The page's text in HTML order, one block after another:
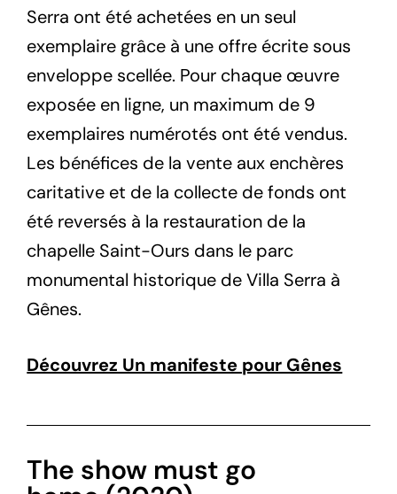
Serra ont été achetées en un seul
exemplaire grâce à une offre écrite sous
enveloppe scellée. Pour chaque œuvre
exposée en ligne, un maximum de 9
exemplaires numérotés ont été vendus.
Les bénéfices de la vente aux enchères
caritative et de la collecte de fonds ont
été reversés à la restauration de la
chapelle Saint-Ours dans le parc
monumental historique de Villa Serra à
Gênes.
Découvrez Un manifeste pour Gênes
The show must go